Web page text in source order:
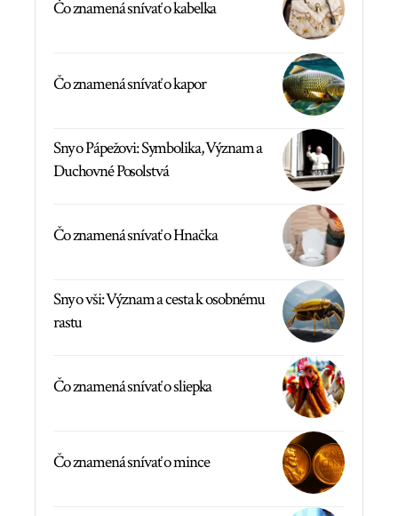
Čo znamená snívať o kabelka
Čo znamená snívať o kapor
Sny o Pápežovi: Symbolika, Význam a
Duchovné Posolstvá
Čo znamená snívať o Hnačka
Sny o vši: Význam a cesta k osobnému
rastu
Čo znamená snívať o sliepka
Čo znamená snívať o mince